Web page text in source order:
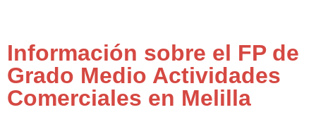
Información sobre el FP de
Grado Medio Actividades
Comerciales en Melilla